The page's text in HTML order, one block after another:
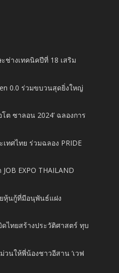
ช่างเทคนิคปีที่ 18 เสริม
0.0 ร่วมขบวนสุดยิ่งใหญ่
โต ซาลอน 2024’ ฉลองการ
ทศไทย ร่วมฉลอง PRIDE
EXPO THAILAND
หุ้นกู้ที่มีอนุพันธ์แฝง
ดไทยสร้างประวัติศาสตร์ ทุบ
วนให้พี่น้องชาวอีสาน ‘เวฟ